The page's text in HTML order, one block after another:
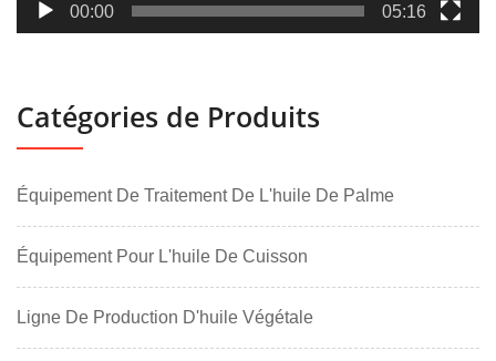
00:00 05:16
Catégories de Produits
Équipement De Traitement De L'huile De Palme
Équipement Pour L'huile De Cuisson
Ligne De Production D'huile Végétale